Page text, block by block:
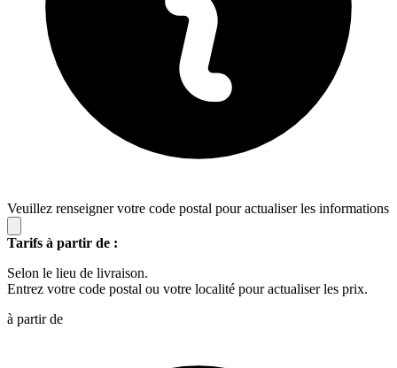
Veuillez renseigner votre code postal pour actualiser les informations
Tarifs à partir de :
Selon le lieu de livraison.
Entrez votre code postal ou votre localité pour actualiser les prix.
à partir de